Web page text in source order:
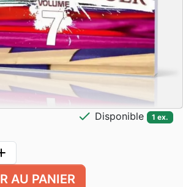
check Disponible 1 ex.
AU PANIER